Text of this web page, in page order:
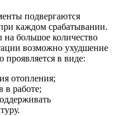
подвергаются
каждом срабатывании.
на большое количество
возможно ухудшение
проявляется в виде:
отопления;
в работе;